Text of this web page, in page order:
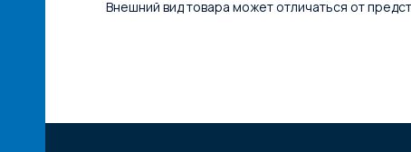
Внешний вид товара может отличаться от